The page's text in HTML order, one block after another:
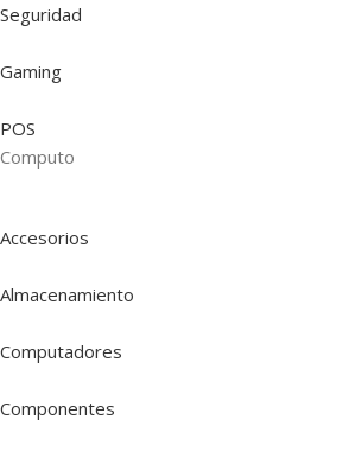
Seguridad
Gaming
POS
Computo
Accesorios
Almacenamiento
Computadores
Componentes